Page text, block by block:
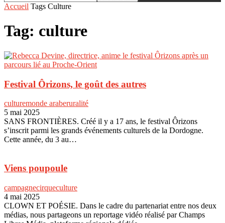
Accueil Tags Culture
Tag: culture
Festival Ôrizons, le goût des autres
culturemonde araberuralité
5 mai 2025
SANS FRONTIÈRES. Créé il y a 17 ans, le festival Ôrizons
s’inscrit parmi les grands événements culturels de la Dordogne.
Cette année, du 3 au…
Viens poupoule
campagnecirqueculture
4 mai 2025
CLOWN ET POÉSIE. Dans le cadre du partenariat entre nos deux
médias, nous partageons un reportage vidéo réalisé par Champs